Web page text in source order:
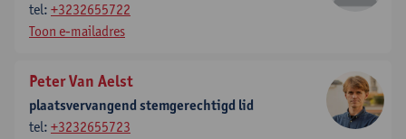
tel: +3232655722
Toon e-mailadres
Peter Van Aelst
plaatsvervangend stemgerechtigd lid
tel: +3232655723